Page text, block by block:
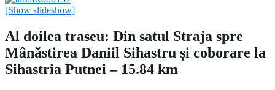
[Show slideshow]
Al doilea traseu: Din satul Straja spre
Mânăstirea Daniil Sihastru și coborare la
Sihastria Putnei – 15.84 km